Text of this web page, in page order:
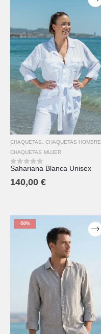
CHAQUETAS CHAQUETAS HOMBRE
CHAQUETAS MUJER
0out of 5
Sahariana Blanca Unisex
140,00 €
-50%